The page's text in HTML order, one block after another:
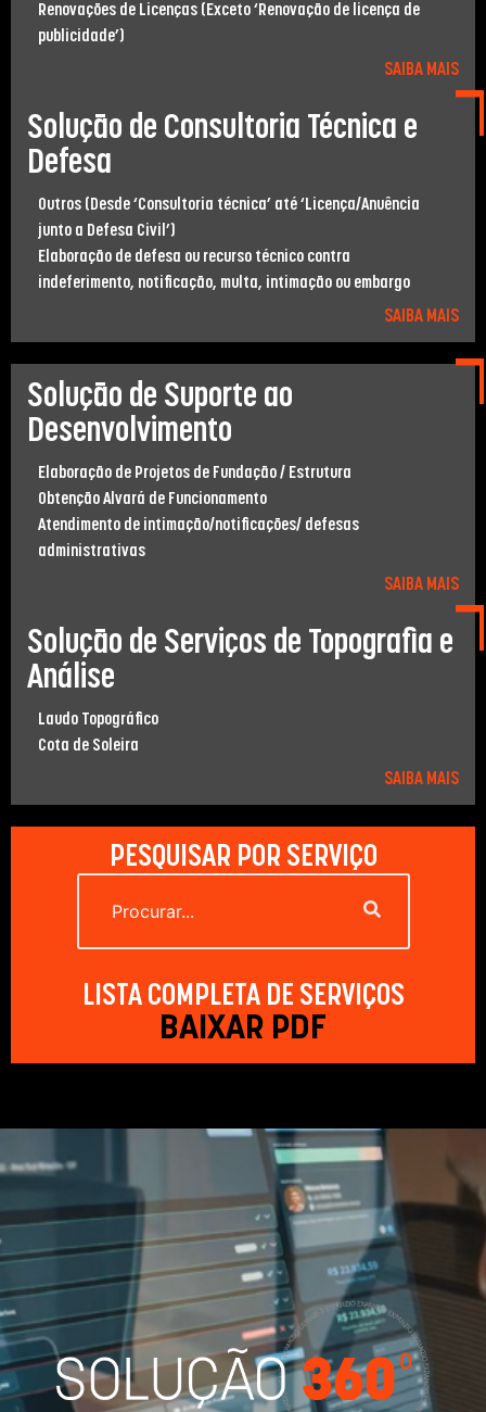
Renovações de Licenças (Exceto ‘Renovação de licença de
publicidade’)
SAIBA MAIS
Solução de Consultoria Técnica e
Defesa
Outros (Desde ‘Consultoria técnica’ até ‘Licença/Anuência
junto a Defesa Civil’)
Elaboração de defesa ou recurso técnico contra
indeferimento, notiﬁcação, multa, intimação ou embargo
SAIBA MAIS
Solução de Suporte ao
Desenvolvimento
Elaboração de Projetos de Fundação / Estrutura
Obtenção Alvará de Funcionamento
Atendimento de intimação/notiﬁcações/ defesas
administrativas
SAIBA MAIS
Solução de Serviços de Topograﬁa e
Análise
Laudo Topográﬁco
Cota de Soleira
SAIBA MAIS
PESQUISAR POR SERVIÇO
LISTA COMPLETA DE SERVIÇOS
BAIXAR PDF